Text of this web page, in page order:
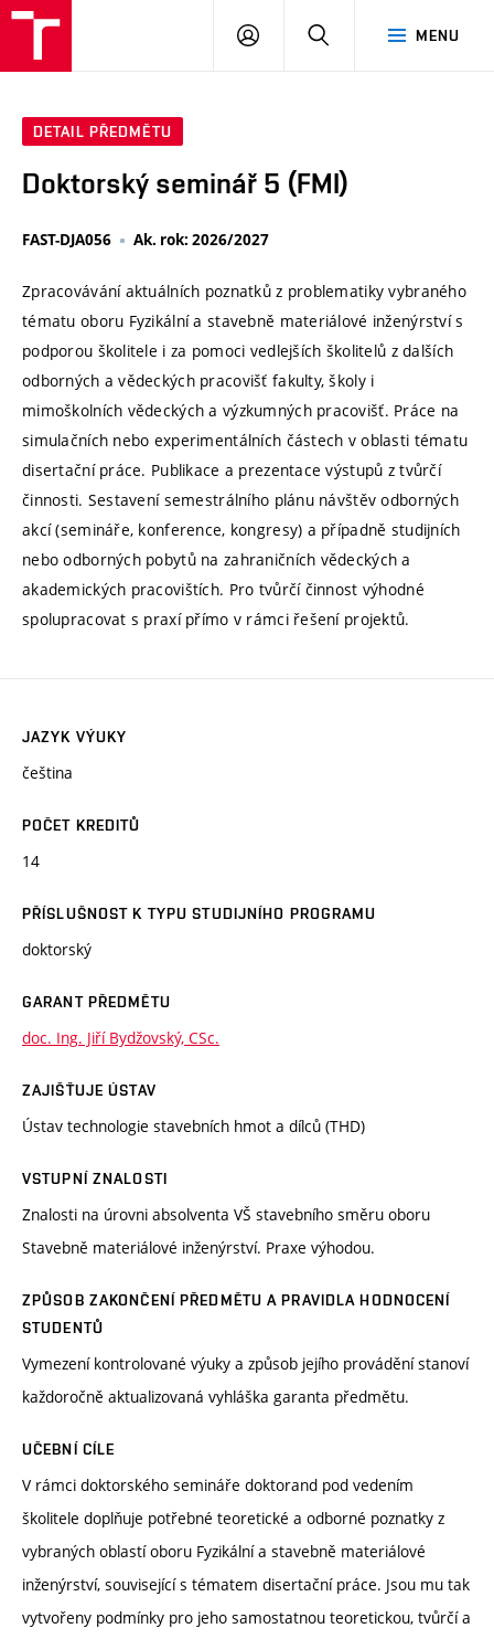
MENU
PŘIHLÁSIT
DETAIL PŘEDMĚTU
Doktorský seminář 5 (FMI)
FAST-DJA056 Ak. rok: 2026/2027
Zpracovávání aktuálních poznatků z problematiky vybraného
tématu oboru Fyzikální a stavebně materiálové inženýrství s
podporou školitele i za pomoci vedlejších školitelů z dalších
odborných a vědeckých pracovišť fakulty, školy i
mimoškolních vědeckých a výzkumných pracovišť. Práce na
simulačních nebo experimentálních částech v oblasti tématu
disertační práce. Publikace a prezentace výstupů z tvůrčí
činnosti. Sestavení semestrálního plánu návštěv odborných
akcí (semináře, konference, kongresy) a případně studijních
nebo odborných pobytů na zahraničních vědeckých a
akademických pracovištích. Pro tvůrčí činnost výhodné
spolupracovat s praxí přímo v rámci řešení projektů.
JAZYK VÝUKY
čeština
POČET KREDITŮ
14
PŘÍSLUŠNOST K TYPU STUDIJNÍHO PROGRAMU
doktorský
GARANT PŘEDMĚTU
doc. Ing. Jiří Bydžovský, CSc.
ZAJIŠŤUJE ÚSTAV
Ústav technologie stavebních hmot a dílců (THD)
VSTUPNÍ ZNALOSTI
Znalosti na úrovni absolventa VŠ stavebního směru oboru
Stavebně materiálové inženýrství. Praxe výhodou.
ZPŮSOB ZAKONČENÍ PŘEDMĚTU A PRAVIDLA HODNOCENÍ
STUDENTŮ
Vymezení kontrolované výuky a způsob jejího provádění stanoví
každoročně aktualizovaná vyhláška garanta předmětu.
UČEBNÍ CÍLE
V rámci doktorského semináře doktorand pod vedením
školitele doplňuje potřebné teoretické a odborné poznatky z
vybraných oblastí oboru Fyzikální a stavebně materiálové
inženýrství, související s tématem disertační práce. Jsou mu tak
vytvořeny podmínky pro jeho samostatnou teoretickou, tvůrčí a